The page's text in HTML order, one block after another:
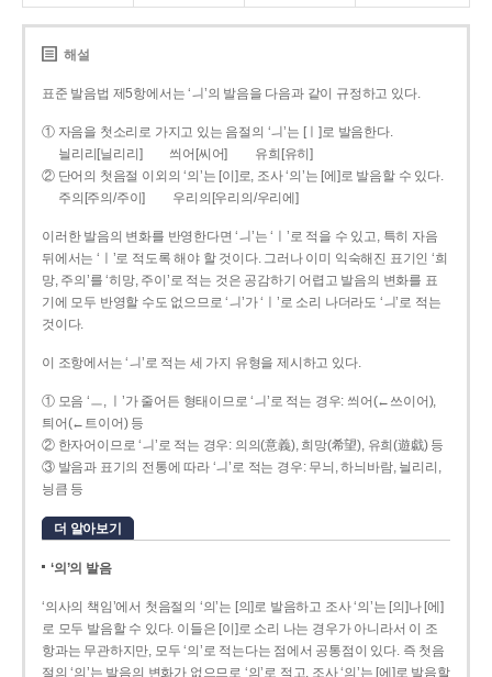
해설
표준 발음법 제5항에서는 ‘ㅢ’의 발음을 다음과 같이 규정하고 있다.
① 자음을 첫소리로 가지고 있는 음절의 ‘ㅢ’는 [ㅣ]로 발음한다.
늴리리[닐리리]
씌어[씨어]
유희[유히]
② 단어의 첫음절 이외의 ‘의’는 [이]로, 조사 ‘의’는 [에]로 발음할 수 있다.
주의[주의/주이]
우리의[우리의/우리에]
이러한 발음의 변화를 반영한다면 ‘ㅢ’는 ‘ㅣ’로 적을 수 있고, 특히 자음
뒤에서는 ‘ㅣ’로 적도록 해야 할 것이다. 그러나 이미 익숙해진 표기인 ‘희
망, 주의’를 ‘히망, 주이’로 적는 것은 공감하기 어렵고 발음의 변화를 표
기에 모두 반영할 수도 없으므로 ‘ㅢ’가 ‘ㅣ’로 소리 나더라도 ‘ㅢ’로 적는
것이다.
이 조항에서는 ‘ㅢ’로 적는 세 가지 유형을 제시하고 있다.
① 모음 ‘ㅡ, ㅣ’가 줄어든 형태이므로 ‘ㅢ’로 적는 경우: 씌어(←쓰이어),
틔어(←트이어) 등
② 한자어이므로 ‘ㅢ’로 적는 경우: 의의(意義), 희망(希望), 유희(遊戱) 등
③ 발음과 표기의 전통에 따라 ‘ㅢ’로 적는 경우: 무늬, 하늬바람, 늴리리,
닁큼 등
더 알아보기
‘의’의 발음
‘의사의 책임’에서 첫음절의 ‘의’는 [의]로 발음하고 조사 ‘의’는 [의]나 [에]
로 모두 발음할 수 있다. 이들은 [이]로 소리 나는 경우가 아니라서 이 조
항과는 무관하지만, 모두 ‘의’로 적는다는 점에서 공통점이 있다. 즉 첫음
절의 ‘의’는 발음의 변화가 없으므로 ‘의’로 적고, 조사 ‘의’는 [에]로 발음할